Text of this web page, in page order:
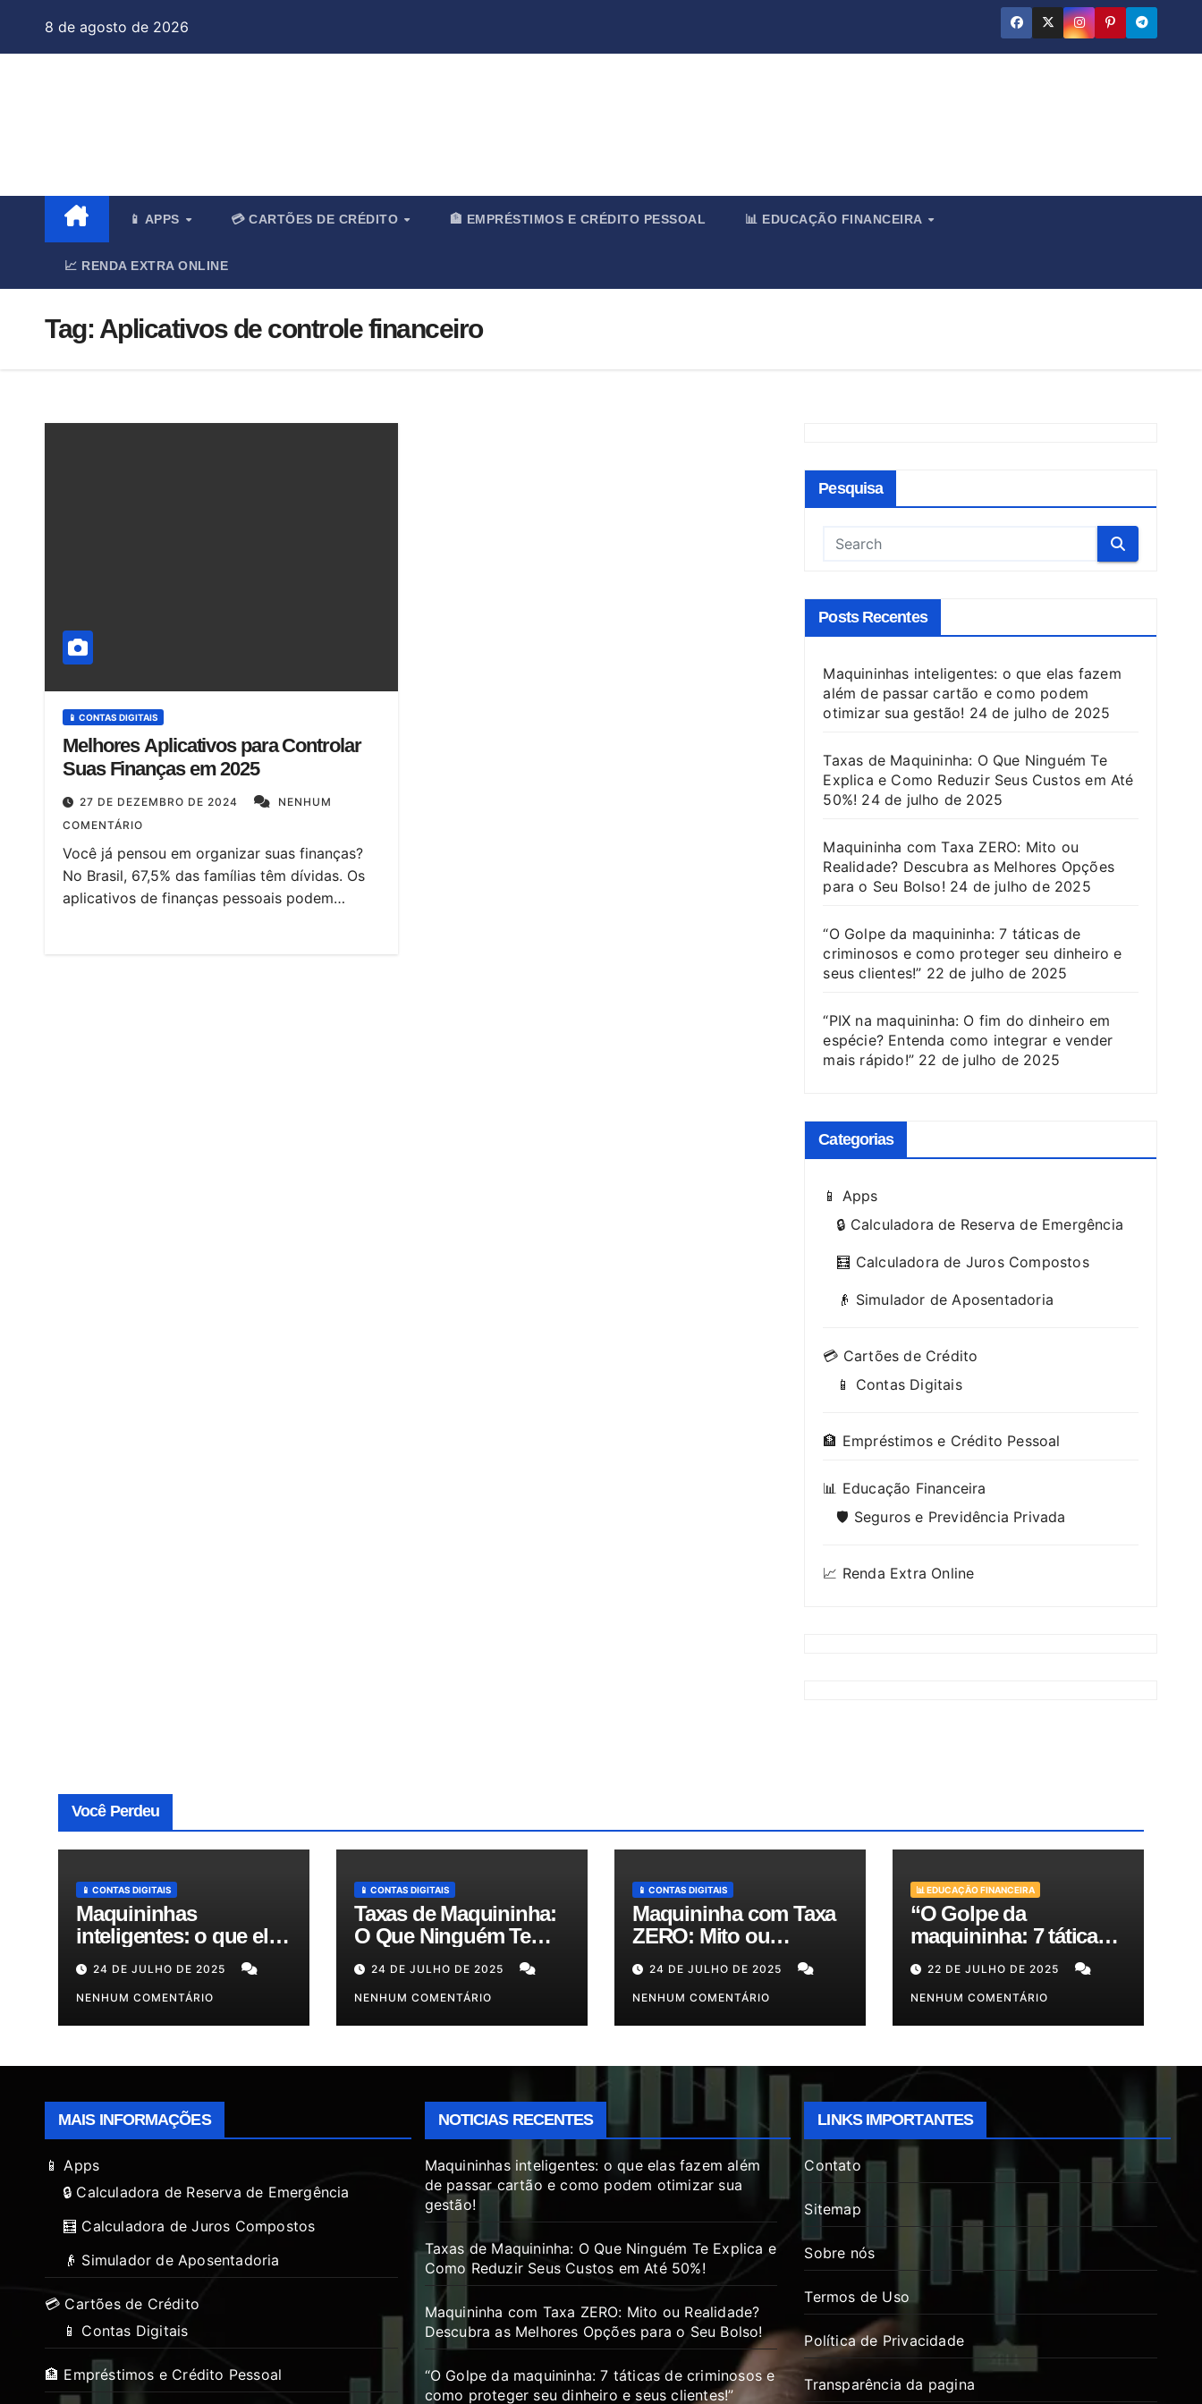
8 de agosto de 2026
📱 APPS 💳 CARTÕES DE CRÉDITO 🏦 EMPRÉSTIMOS E CRÉDITO PESSOAL 📊 EDUCAÇÃO FINANCEIRA
📈 RENDA EXTRA ONLINE
Tag: Aplicativos de controle financeiro
📱 CONTAS DIGITAIS
Melhores Aplicativos para Controlar
Suas Finanças em 2025
27 DE DEZEMBRO DE 2024
NENHUM
COMENTÁRIO
Você já pensou em organizar suas finanças?
No Brasil, 67,5% das famílias têm dívidas. Os
aplicativos de finanças pessoais podem…
Pesquisa
Posts Recentes
Maquininhas inteligentes: o que elas fazem
além de passar cartão e como podem
otimizar sua gestão! 24 de julho de 2025
Taxas de Maquininha: O Que Ninguém Te
Explica e Como Reduzir Seus Custos em Até
50%! 24 de julho de 2025
Maquininha com Taxa ZERO: Mito ou
Realidade? Descubra as Melhores Opções
para o Seu Bolso! 24 de julho de 2025
“O Golpe da maquininha: 7 táticas de
criminosos e como proteger seu dinheiro e
seus clientes!” 22 de julho de 2025
“PIX na maquininha: O fim do dinheiro em
espécie? Entenda como integrar e vender
mais rápido!” 22 de julho de 2025
Categorias
📱 Apps
🔒 Calculadora de Reserva de Emergência
🧮 Calculadora de Juros Compostos
👴 Simulador de Aposentadoria
💳 Cartões de Crédito
📱 Contas Digitais
🏦 Empréstimos e Crédito Pessoal
📊 Educação Financeira
🛡️ Seguros e Previdência Privada
📈 Renda Extra Online
Você Perdeu
📱 CONTAS DIGITAIS
Maquininhas
inteligentes: o que elas
fazem além de passar
cartão e como podem
otimizar sua gestão!
24 DE JULHO DE 2025
NENHUM COMENTÁRIO
📱 CONTAS DIGITAIS
Taxas de Maquininha:
O Que Ninguém Te
Explica e Como
Reduzir Seus Custos
em Até 50%!
24 DE JULHO DE 2025
NENHUM COMENTÁRIO
📱 CONTAS DIGITAIS
Maquininha com Taxa
ZERO: Mito ou
Realidade? Descubra
as Melhores Opções
para o Seu Bolso!
24 DE JULHO DE 2025
NENHUM COMENTÁRIO
📊 EDUCAÇÃO FINANCEIRA
“O Golpe da
maquininha: 7 táticas
de criminosos e como
proteger seu dinheiro e
seus clientes!”
22 DE JULHO DE 2025
NENHUM COMENTÁRIO
MAIS INFORMAÇÕES
📱 Apps
🔒 Calculadora de Reserva de Emergência
🧮 Calculadora de Juros Compostos
👴 Simulador de Aposentadoria
💳 Cartões de Crédito
📱 Contas Digitais
🏦 Empréstimos e Crédito Pessoal
NOTICIAS RECENTES
Maquininhas inteligentes: o que elas fazem além
de passar cartão e como podem otimizar sua
gestão!
Taxas de Maquininha: O Que Ninguém Te Explica e
Como Reduzir Seus Custos em Até 50%!
Maquininha com Taxa ZERO: Mito ou Realidade?
Descubra as Melhores Opções para o Seu Bolso!
“O Golpe da maquininha: 7 táticas de criminosos e
como proteger seu dinheiro e seus clientes!”
LINKS IMPORTANTES
Contato
Sitemap
Sobre nós
Termos de Uso
Política de Privacidade
Transparência da pagina